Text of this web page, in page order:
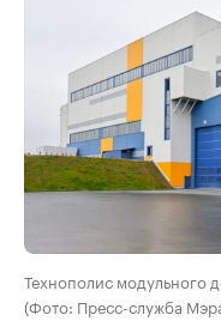
Технополис модульного
(Фото: Пресс-служба